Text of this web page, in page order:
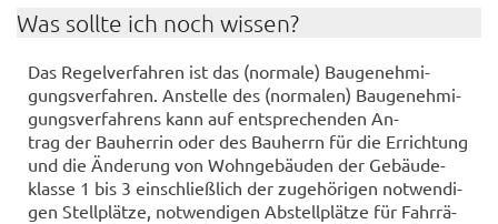
Was soll­te ich noch wis­sen?
Das Re­gel­ver­fah­ren ist das (nor­ma­le) Bau­ge­neh­mi­
gungs­ver­fah­ren. An­stel­le des (nor­ma­len) Bau­ge­neh­mi­
gungs­ver­fah­rens kann auf ent­spre­chen­den An­
trag der Bau­her­rin oder des Bau­herrn für die Er­rich­tung
und die Än­de­rung von Wohn­ge­bäu­den der Ge­bäu­de­
klas­se 1 bis 3 ein­schließ­lich der zu­ge­hö­ri­gen not­wen­di­
gen Stell­plät­ze, not­wen­di­gen Ab­stell­plät­ze für Fahr­rä­